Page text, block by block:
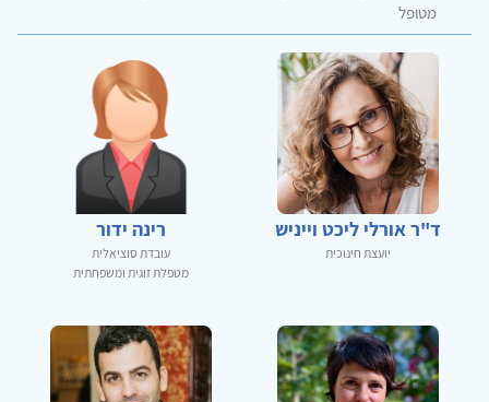
מטופל
ד"ר אורלי ליכט וייניש
יועצת חינוכית
רינה ידור
עובדת סוציאלית
מטפלת זוגית ומשפחתית